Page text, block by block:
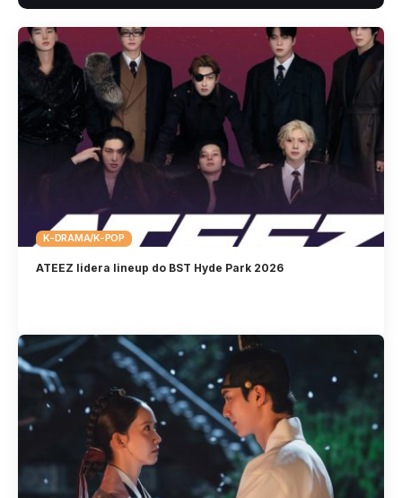
K-DRAMA/K-POP
ATEEZ lidera lineup do BST Hyde Park 2026